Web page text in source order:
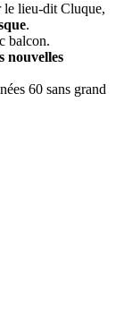
le lieu-dit Cluque,
.
balcon.
nouvelles
60 sans grand